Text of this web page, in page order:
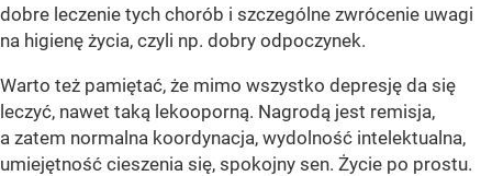
dobre leczenie tych chorób i szczególne zwrócenie uwagi
na higienę życia, czyli np. dobry odpoczynek.
Warto też pamiętać, że mimo wszystko depresję da się
leczyć, nawet taką lekooporną. Nagrodą jest remisja,
a zatem normalna koordynacja, wydolność intelektualna,
umiejętność cieszenia się, spokojny sen. Życie po prostu.